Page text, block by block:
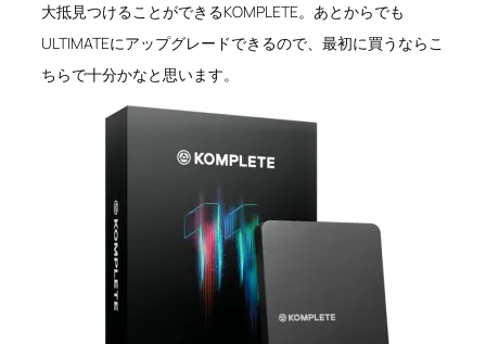
大抵見つけることができるKOMPLETE。あとからでも
ULTIMATEにアップグレードできるので、最初に買うならこ
ちらで十分かなと思います。